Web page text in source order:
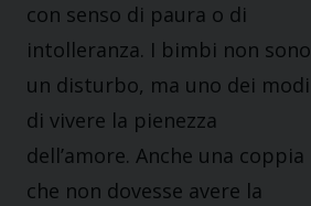
con senso di paura o di
intolleranza. I bimbi non sono
un disturbo, ma uno dei modi
di vivere la pienezza
dell’amore. Anche una coppia
che non dovesse avere la